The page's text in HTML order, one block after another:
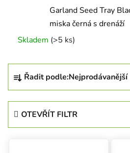
Garland Seed Tray
miska černá s drenáží
Skladem (>5 ks)
Řazení produktů
Řadit podle:Nejprodávanější
OTEVŘÍT FILTR